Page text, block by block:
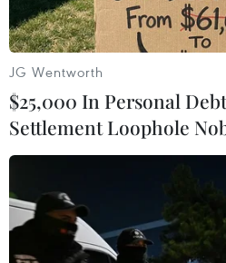
Lingard tỏa sáng giúp
trước Burnley trên sân
26/12/2017 23:30
Jesse Lingard đã sắm vai
JG Wentworth
$25,000 In Personal
Settlement Loophole